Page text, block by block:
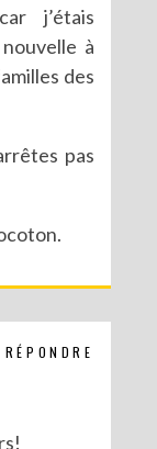
j’étais
à
des
pas
RÉPONDRE